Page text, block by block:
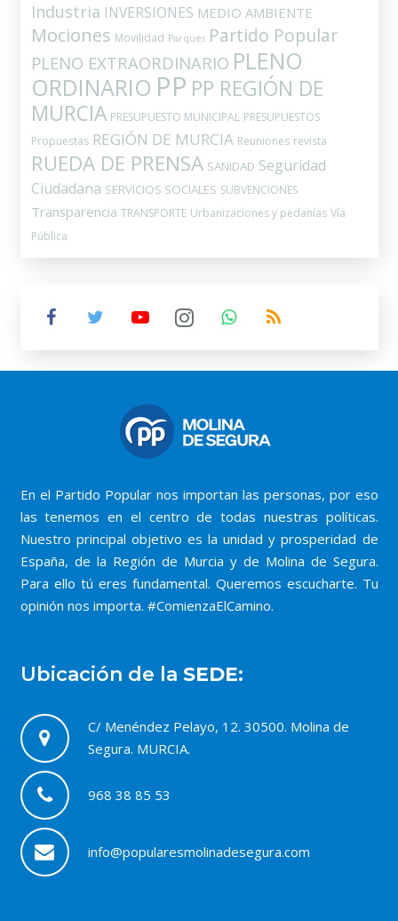
Industria INVERSIONES MEDIO AMBIENTE
Mociones Movilidad Parques Partido Popular
PLENO EXTRAORDINARIO PLENO
ORDINARIO PP PP REGIÓN DE
MURCIA PRESUPUESTO MUNICIPAL PRESUPUESTOS
Propuestas REGIÓN DE MURCIA Reuniones revista
RUEDA DE PRENSA SANIDAD Seguridad
Ciudadana SERVICIOS SOCIALES SUBVENCIONES
Transparencia TRANSPORTE Urbanizaciones y pedanías Vía
Pública
En el Partido Popular nos importan las personas, por eso
las tenemos en el centro de todas nuestras políticas.
Nuestro principal objetivo es la unidad y prosperidad de
España, de la Región de Murcia y de Molina de Segura.
Para ello tú eres fundamental. Queremos escucharte. Tu
opinión nos importa. #ComienzaElCamino.
Ubicación de la SEDE:
C/ Menéndez Pelayo, 12. 30500. Molina de
Segura. MURCIA.
968 38 85 53
info@popularesmolinadesegura.com